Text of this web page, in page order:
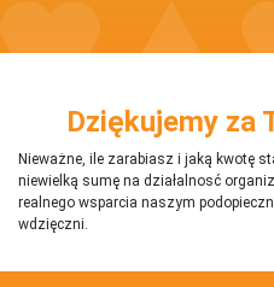
Dziękujemy za
Nieważne, ile zarabiasz i jaką kwotę
niewielką sumę na działalnosć
realnego wsparcia naszym
wdzięczni.